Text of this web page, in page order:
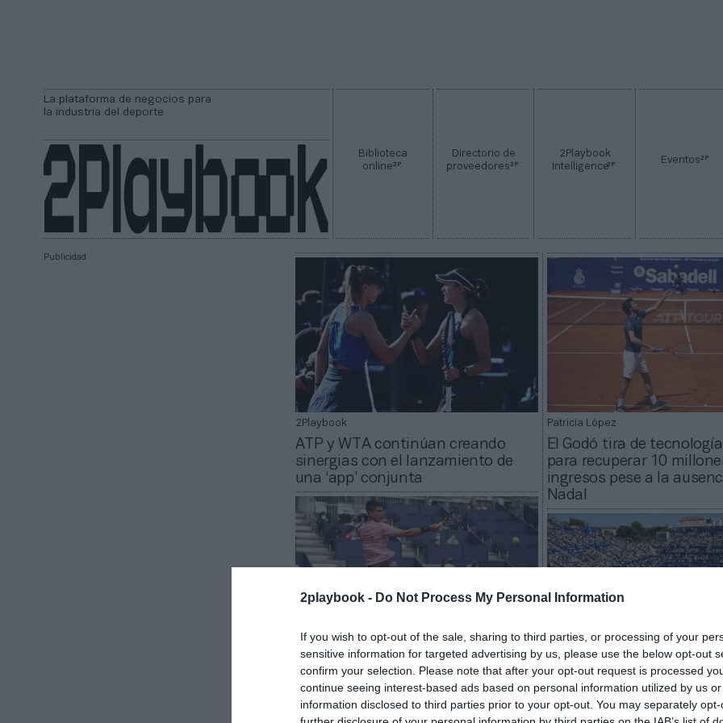
2playbook - Do Not Process My Personal Information
If you wish to opt-out of the sale, sharing to third parties, or processing of your
sensitive information for targeted advertising by us, please use the below opt-out
confirm your selection. Please note that after your opt-out request is processed
continue seeing interest-based ads based on personal information utilized by us
information disclosed to third parties prior to your opt-out. You may separately
La plataforma de negocios para
la industria del deporte
Biblioteca
online2P
Directorio de
proveedores2P
2Playbook
Intelligence2P Eventos2P
Publicidad
2Playbook
ATP y WTA continúan creando
sinergias con el lanzamiento de
una ‘app’ conjunta
Cataluña renueva como
patrocinador del Barcelona Open
Banc Sabadell por un año más
Patricia López
El Godó tira de
para recuperar 10
ingresos pese a la
Nadal
2Playbook
El Godó renueva el
principal de Banco